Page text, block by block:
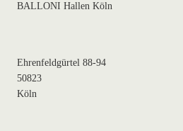
BALLONI Hallen Köln
Ehrenfeldgürtel 88-94
50823
Köln